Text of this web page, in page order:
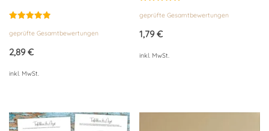
mit
von 5
geprüfte Gesamtbewertungen
2,89€
inkl. MwSt.
mit
von 5
geprüfte Gesamtbewertungen
1,79€
inkl. MwSt.